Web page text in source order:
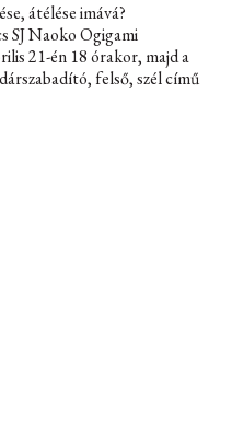
átélése imává?
SJ Naoko Ogigami
21-én 18 órakor, majd a
felső, szél című